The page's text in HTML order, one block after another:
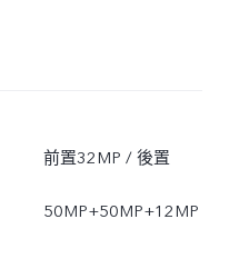
前置32MP / 後置
50MP+50MP+12MP